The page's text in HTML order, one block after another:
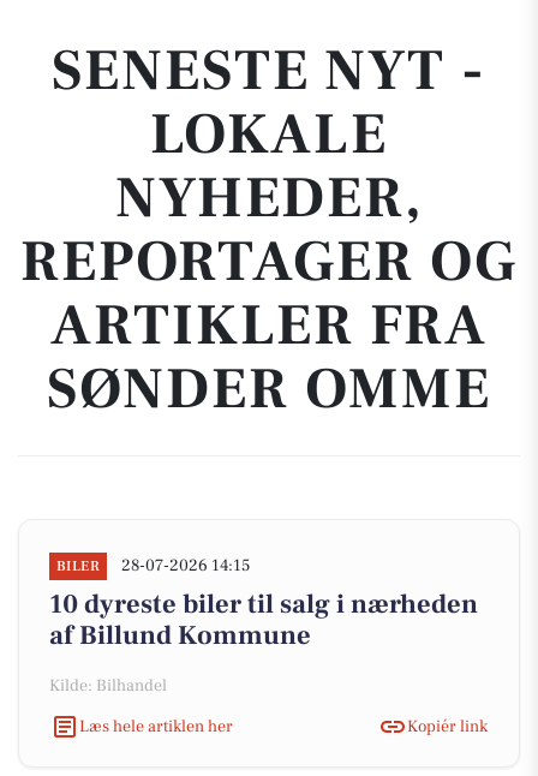
SENESTE NYT -
LOKALE
NYHEDER,
REPORTAGER OG
ARTIKLER FRA
SØNDER OMME
BILER 28-07-2026 14:15
10 dyreste biler til salg i nærheden
af Billund Kommune
Kilde: Bilhandel
Læs hele artiklen her
Kopiér link